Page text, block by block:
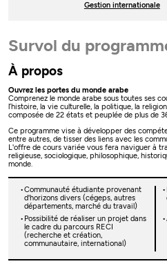
Gestion internationale
Survol du
À propos
Ouvrez les portes du monde arabe
Comprenez le monde arabe sous toutes ses
l’histoire, la vie culturelle, la politique, la
composée de 22 états et peuplée de plus de
Ce programme vise à développer des
entre autres, de tisser des liens avec les
L'offre de cours variée vous fera naviguer à
religieuse, sociologique, philosophique,
monde.
Communauté étudiante provenant
d'horizons divers (cégeps, autres
départements, marché du travail)
Possibilité de réaliser un projet dans
le cadre du parcours RECI
(recherche et création,
communautaire, international)